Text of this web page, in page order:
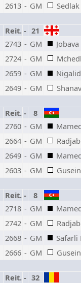
2613 - GM
Reit. - 21
2743 - GM
2724 - GM
2659 - GM
2649 - GM
Reit. -
8
2760 - GM
2664 - GM
2649 - GM
2603 - GM
Reit. -
8
2718 - GM
2742 - GM
2668 - GM
Safarli
2666 - GM
Reit. - 32